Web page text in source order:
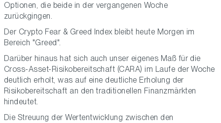
Optionen, die beide in der vergangenen Woche
zurückgingen.
Der Crypto Fear & Greed Index bleibt heute Morgen im
Bereich "Greed".
Darüber hinaus hat sich auch unser eigenes Maß für die
Cross-Asset-Risikobereitschaft (CARA) im Laufe der Woche
deutlich erholt, was auf eine deutliche Erholung der
Risikobereitschaft an den traditionellen Finanzmärkten
hindeutet.
Die Streuung der Wertentwicklung zwischen den